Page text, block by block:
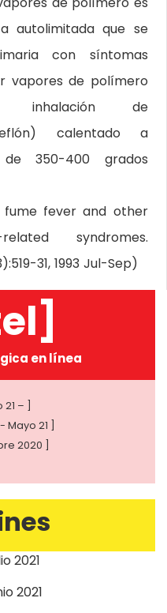
autolimitada que se
con síntomas
vapores de polímero
de
calentado a
350-400 grados
fume fever and other
syndromes.
31, 1993 Jul-Sep)
en línea
– ]
Mayo 21 ]
2020 ]
2021
2021